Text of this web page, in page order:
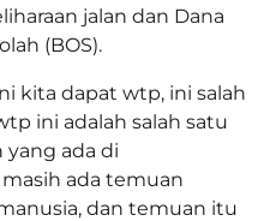
jalan dan Dana
(BOS).
kita dapat wtp, ini salah
ini adalah salah satu
yang ada di
ada temuan
dan temuan itu